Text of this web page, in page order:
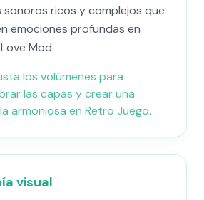
sonoros ricos y complejos que
emociones profundas en
Mod.
los volúmenes para
las capas y crear una
armoniosa en Retro Juego.
visual